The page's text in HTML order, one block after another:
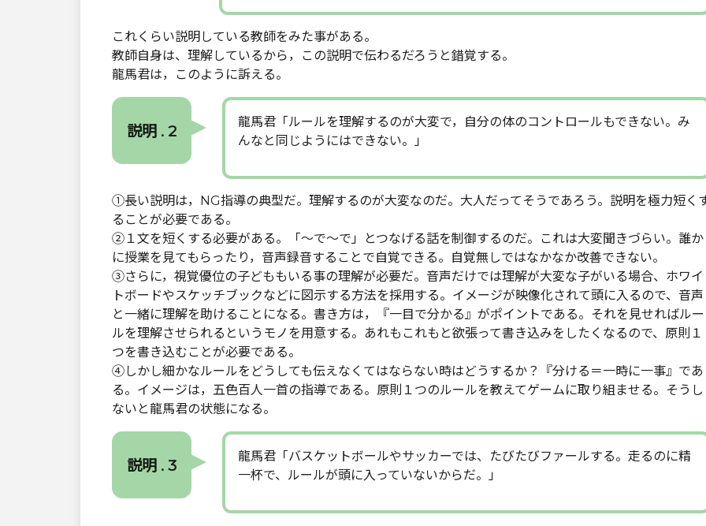
これくらい説明している教師をみた事がある。
教師自身は、理解しているから，この説明で伝わるだろうと錯覚する。
龍馬君は，このように訴える。
説明 . 2
龍馬君「ルールを理解するのが大変で，自分の体のコントロールもできない。み
んなと同じようにはできない。」
①長い説明は，NG指導の典型だ。理解するのが大変なのだ。大人だってそうであろう。説明を極力短く
ることが必要である。
②１文を短くする必要がある。「～で～で」とつなげる話を制御するのだ。これは大変聞きづらい。誰か
に授業を見てもらったり，音声録音することで自覚できる。自覚無しではなかなか改善できない。
③さらに，視覚優位の子どももいる事の理解が必要だ。音声だけでは理解が大変な子がいる場合、ホワイ
トボードやスケッチブックなどに図示する方法を採用する。イメージが映像化されて頭に入るので、音声
と一緒に理解を助けることになる。書き方は，『一目で分かる』がポイントである。それを見せればルー
ルを理解させられるというモノを用意する。あれもこれもと欲張って書き込みをしたくなるので、原則１
つを書き込むことが必要である。
④しかし細かなルールをどうしても伝えなくてはならない時はどうするか？『分ける＝一時に一事』であ
る。イメージは，五色百人一首の指導である。原則１つのルールを教えてゲームに取り組ませる。そうし
ないと龍馬君の状態になる。
説明 . 3
龍馬君「バスケットボールやサッカーでは、たびたびファールする。走るのに精
一杯で、ルールが頭に入っていないからだ。」